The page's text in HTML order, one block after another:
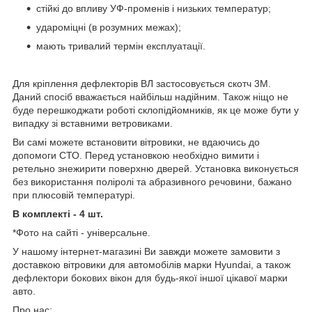
стійкі до впливу УФ-променів і низьких температур;
удароміцні (в розумних межах);
мають тривалий термін експлуатації.
Для кріплення дефлекторів ВЛ застосовується скотч 3М.
Даний спосіб вважається найбільш надійним. Також ніщо не
буде перешкоджати роботі склопідйомників, як це може бути у
випадку зі вставними ветровиками.
Ви самі можете встановити вітровики, не вдаючись до
допомоги СТО. Перед установкою необхідно вимити і
ретельно знежирити поверхню дверей. Установка виконується
без використання поліролі та абразивного речовини, бажано
при плюсовій температурі.
В комплекті - 4 шт.
*Фото на сайті - універсальне.
У нашому інтернет-магазині Ви завжди можете замовити з
доставкою вітровики для автомобілів марки Hyundai, а також
дефлектори бокових вікон для будь-якої іншої цікавої марки
авто.
Про нас: